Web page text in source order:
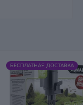
БЕСПЛАТНАЯ ДОСТАВКА